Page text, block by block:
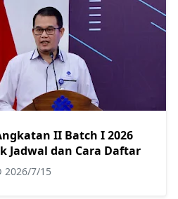
II Batch I 2026
Jadwal dan Cara Daftar
2026/7/15